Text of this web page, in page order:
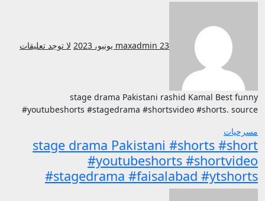
maxadmin 23 يونيو، 2023 لا توجد تعليقات
stage drama Pakistani rashid Kamal Best funny
#youtubeshorts #stagedrama #shortsvideo #shorts. source
مسرحيات
stage drama Pakistani #shorts #short
#youtubeshorts #shortvideo
#stagedrama #faisalabad #ytshorts